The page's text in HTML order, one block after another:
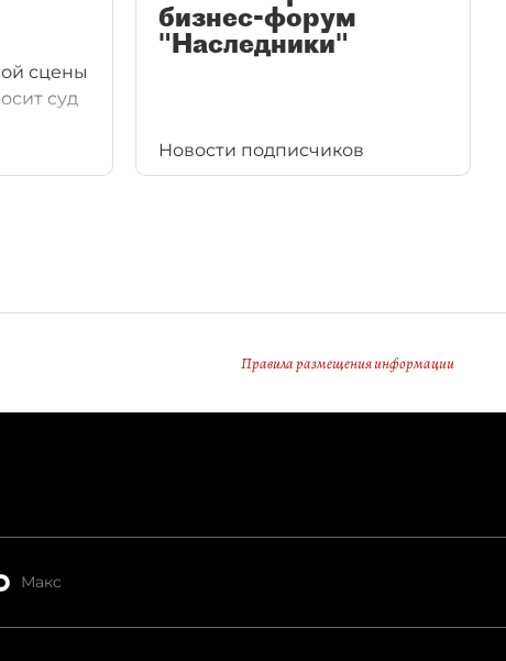
сцены
суд
бизнес-форум
"Наследники"
Новости подписчиков
Правила размещения информации
Макс